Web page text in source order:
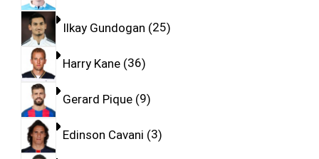
Ilkay Gundogan 25
Harry Kane 36
Gerard Pique 9
Edinson Cavani 3